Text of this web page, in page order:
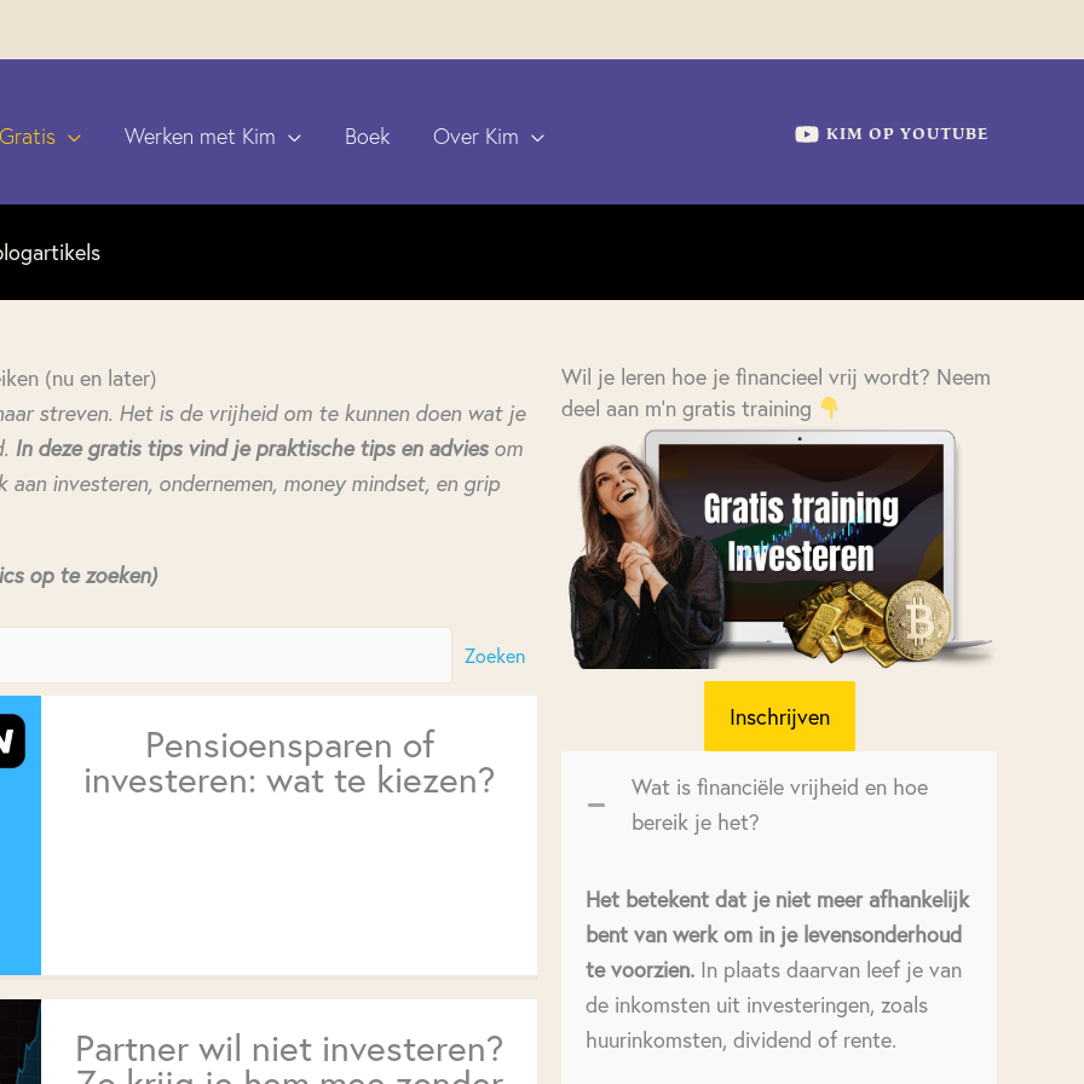
Gratis Werken met Kim Boek Over Kim KIM OP YOUTUBE
(nu en later)
streven. Het is de vrijheid om te kunnen doen wat je
In deze gratis tips vind je praktische tips en adviesom
investeren, ondernemen, money mindset, en grip
op te zoeken)
Zoeken
Pensioensparen of
investeren: wat te kiezen?
Partner wil niet investeren?
Wil je leren hoe je financieel vrij wordt? Neem
deel aan m'n gratis training
Inschrijven
Wat is financiële vrijheid en hoe
bereik je het?
Het betekent dat je niet meer afhankelijk
bent van werk om in je levensonderhoud
te voorzien. In plaats daarvan leef je van
de inkomsten uit investeringen, zoals
huurinkomsten, dividend of rente.